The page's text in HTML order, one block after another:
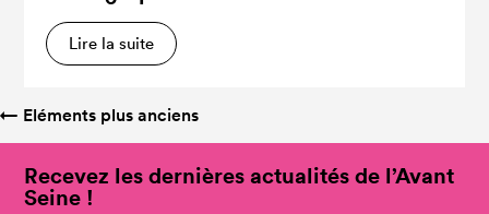
Lire la suite
← Eléments plus anciens
Recevez les dernières actualités de l’Avant
Seine !